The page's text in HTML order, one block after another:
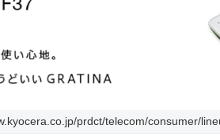
prdct/telecom/consumer/